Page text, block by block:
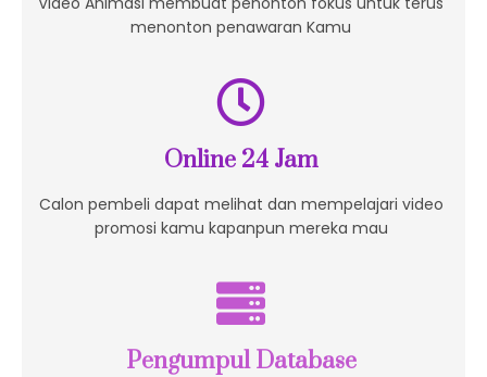
menonton penawaran Kamu
Online 24 Jam
Calon pembeli dapat melihat dan mempelajari video
promosi kamu kapanpun mereka mau
Pengumpul Database